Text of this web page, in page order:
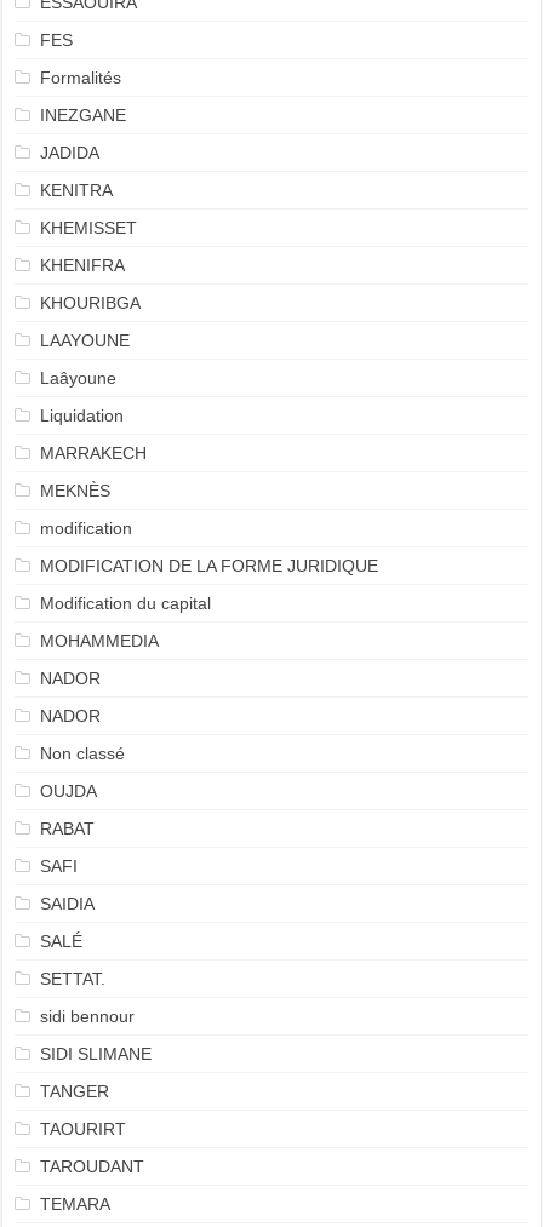
FES
Formalités
INEZGANE
JADIDA
KENITRA
KHEMISSET
KHENIFRA
KHOURIBGA
LAAYOUNE
Laâyoune
Liquidation
MARRAKECH
MEKNÈS
modification
MODIFICATION DE LA FORME JURIDIQUE
Modification du capital
MOHAMMEDIA
NADOR
NADOR
Non classé
OUJDA
RABAT
SAFI
SAIDIA
SALÉ
SETTAT.
sidi bennour
SIDI SLIMANE
TANGER
TAOURIRT
TAROUDANT
TEMARA